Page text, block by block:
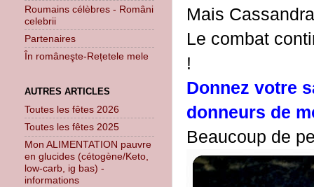
Mais
Le combat
!
Donnez votre
donneurs de
Beaucoup de
Roumains célèbres - Români
celebrii
Partenaires
În româneşte-Rețetele mele
AUTRES ARTICLES
Toutes les fêtes 2026
Toutes les fêtes 2025
Mon ALIMENTATION pauvre
en glucides (cétogène/Keto,
low-carb, ig bas) -
informations